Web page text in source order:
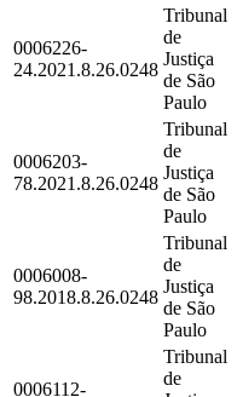
0006226-
24.2021.8.26.0248
Tribunal
de
Justiça
de São
Paulo
0006203-
78.2021.8.26.0248
Tribunal
de
Justiça
de São
Paulo
0006008-
98.2018.8.26.0248
Tribunal
de
Justiça
de São
Paulo
0006112-
Tribunal
de